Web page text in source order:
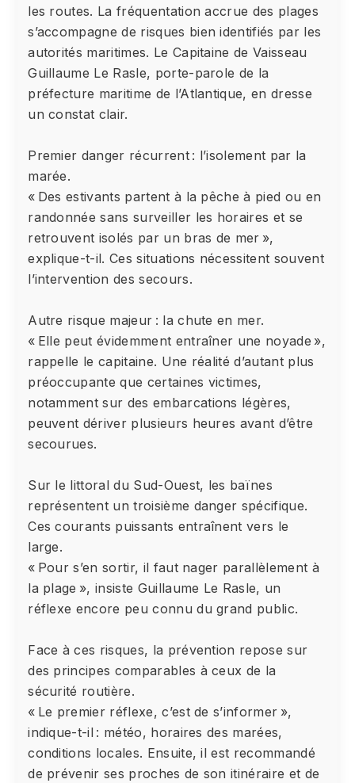
les routes. La fréquentation accrue des plages
s’accompagne de risques bien identifiés par les
autorités maritimes. Le Capitaine de Vaisseau
Guillaume Le Rasle, porte-parole de la
préfecture maritime de l’Atlantique, en dresse
un constat clair.
Premier danger récurrent : l’isolement par la
marée.
« Des estivants partent à la pêche à pied ou en
randonnée sans surveiller les horaires et se
retrouvent isolés par un bras de mer »,
explique-t-il. Ces situations nécessitent souvent
l’intervention des secours.
Autre risque majeur : la chute en mer.
« Elle peut évidemment entraîner une noyade »,
rappelle le capitaine. Une réalité d’autant plus
préoccupante que certaines victimes,
notamment sur des embarcations légères,
peuvent dériver plusieurs heures avant d’être
secourues.
Sur le littoral du Sud-Ouest, les baïnes
représentent un troisième danger spécifique.
Ces courants puissants entraînent vers le
large.
« Pour s’en sortir, il faut nager parallèlement à
la plage », insiste Guillaume Le Rasle, un
réflexe encore peu connu du grand public.
Face à ces risques, la prévention repose sur
des principes comparables à ceux de la
sécurité routière.
« Le premier réflexe, c’est de s’informer »,
indique-t-il : météo, horaires des marées,
conditions locales. Ensuite, il est recommandé
de prévenir ses proches de son itinéraire et de